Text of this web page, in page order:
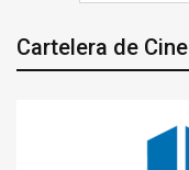
Cartelera de Cine